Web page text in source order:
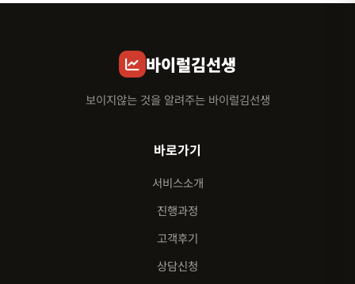
바이럴김선생
보이지않는 것을 알려주는 바이럴김선생
바로가기
서비스소개
진행과정
고객후기
상담신청